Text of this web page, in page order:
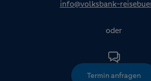
info@volksbank-
oder
Termin anfragen